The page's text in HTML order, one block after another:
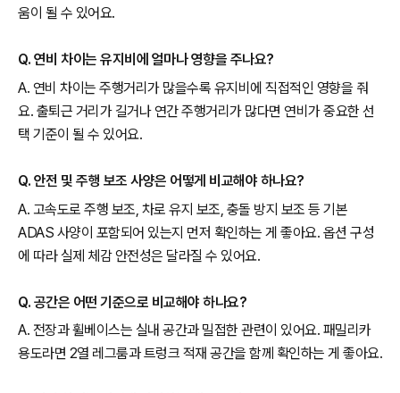
움이 될 수 있어요.
Q. 연비 차이는 유지비에 얼마나 영향을 주나요?
A. 연비 차이는 주행거리가 많을수록 유지비에 직접적인 영향을 줘
요. 출퇴근 거리가 길거나 연간 주행거리가 많다면 연비가 중요한 선
택 기준이 될 수 있어요.
Q. 안전 및 주행 보조 사양은 어떻게 비교해야 하나요?
A. 고속도로 주행 보조, 차로 유지 보조, 충돌 방지 보조 등 기본
ADAS 사양이 포함되어 있는지 먼저 확인하는 게 좋아요. 옵션 구성
에 따라 실제 체감 안전성은 달라질 수 있어요.
Q. 공간은 어떤 기준으로 비교해야 하나요?
A. 전장과 휠베이스는 실내 공간과 밀접한 관련이 있어요. 패밀리카
용도라면 2열 레그룸과 트렁크 적재 공간을 함께 확인하는 게 좋아요.